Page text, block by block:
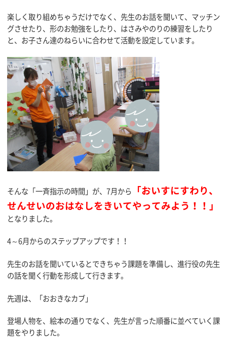
楽しく取り組めちゃうだけでなく、先生のお話を聞いて、マッチン
グさせたり、形のお勉強をしたり、はさみやのりの練習をしたり
と、お子さん達のねらいに合わせて活動を設定しています。
そんな「一斉指示の時間」が、7月から 「おいすにすわり、
せんせいのおはなしをきいてやってみよう！！」
となりました。
4～6月からのステップアップです！！
先生のお話を聞いているとできちゃう課題を準備し、進行役の先生
の話を聞く行動を形成して行きます。
先週は、「おおきなカブ」
登場人物を、絵本の通りでなく、先生が言った順番に並べていく課
題をやりました。